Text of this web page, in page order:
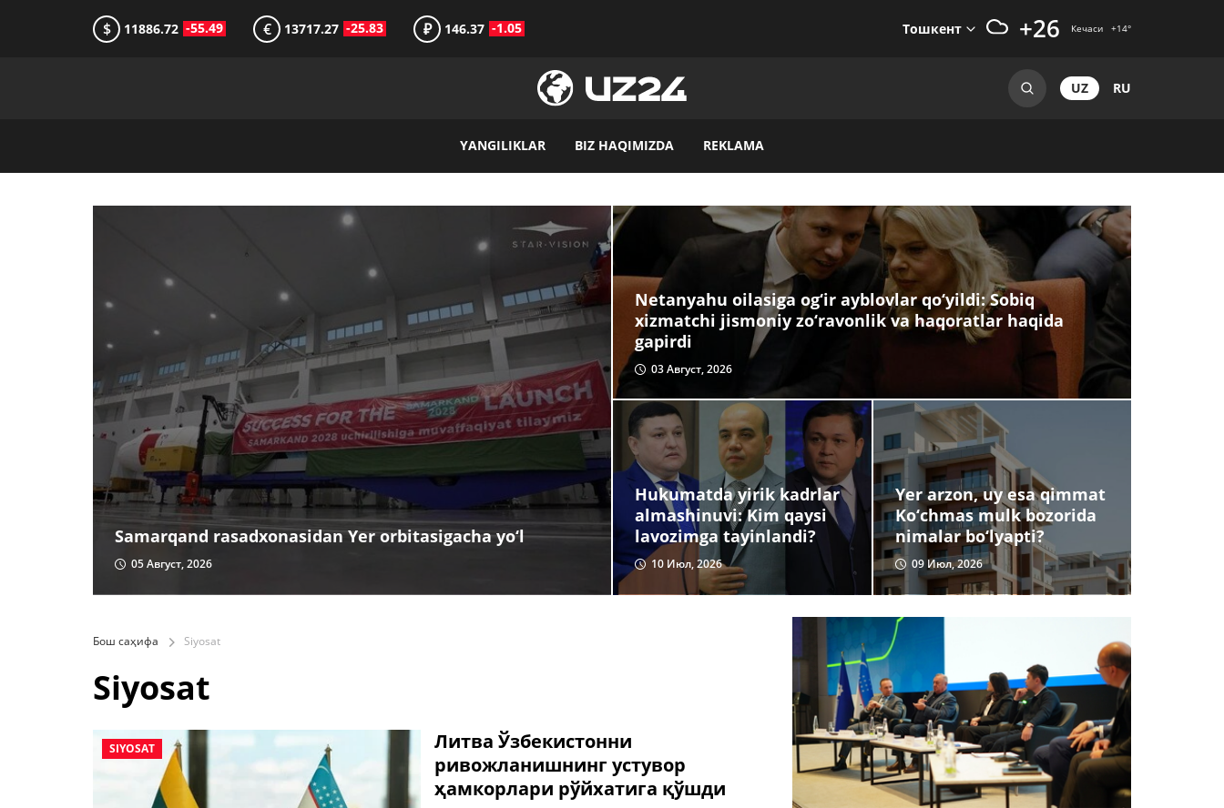
$ 11886.72 -55.49 € 13717.27 -25.83 ₽ 146.37 -1.05 Тошкент +26 Кечаси +14°
UZ RU
YANGILIKLAR BIZ HAQIMIZDA REKLAMA
Samarqand rasadxonasidan Yer orbitasigacha yo‘l
05 Август, 2026
Netanyahu oilasiga og‘ir ayblovlar qo‘yildi: Sobiq
xizmatchi jismoniy zo‘ravonlik va haqoratlar haqida
gapirdi
03 Август, 2026
Hukumatda yirik kadrlar
almashinuvi: Kim qaysi
lavozimga tayinlandi?
10 Июл, 2026
Yer arzon, uy esa qimmat
Ko‘chmas mulk bozorida
nimalar bo‘lyapti?
09 Июл, 2026
Бош саҳифа Siyosat
Siyosat
SIYOSAT
Литва Ўзбекистонни
ривожланишнинг устувор
ҳамкорлари рўйхатига қўшди